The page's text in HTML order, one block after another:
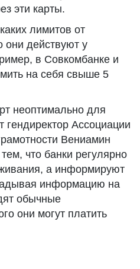
эти карты.
лимитов от
они действуют у
в Совкомбанке и
на себя свыше 5
неоптимально для
гендиректор Ассоциации
Вениамин
что банки регулярно
а информируют
информацию на
обычные
они могут платить